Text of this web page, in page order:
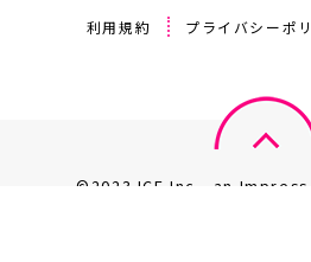
利用規約 プライバシーポ
©2023 ICE Inc., an